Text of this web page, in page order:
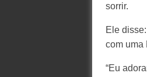
sorrir.
Ele
com uma
“Eu